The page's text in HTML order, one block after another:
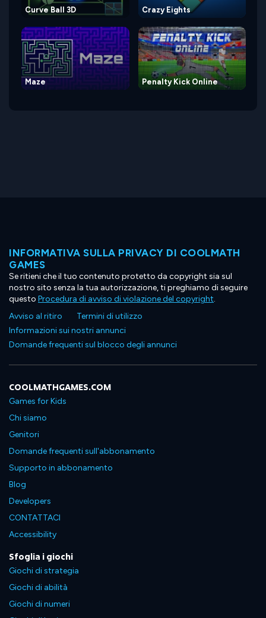
Curve Ball 3D Crazy Eights
Maze Penalty Kick Online
INFORMATIVA SULLA PRIVACY DI COOLMATH
GAMES
Se ritieni che il tuo contenuto protetto da copyright sia sul
nostro sito senza la tua autorizzazione, ti preghiamo di seguire
questo Procedura di avviso di violazione del copyright.
Avviso al ritiro
Termini di utilizzo
Informazioni sui nostri annunci
Domande frequenti sul blocco degli annunci
COOLMATHGAMES.COM
Games for Kids
Chi siamo
Genitori
Domande frequenti sull'abbonamento
Supporto in abbonamento
Blog
Developers
CONTATTACI
Accessibility
Sfoglia i giochi
Giochi di strategia
Giochi di abilità
Giochi di numeri